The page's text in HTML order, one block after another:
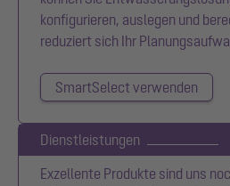
konfigurieren, auslegen und
reduziert sich Ihr
SmartSelect verwenden
Dienstleistungen
Exzellente Produkte sind uns